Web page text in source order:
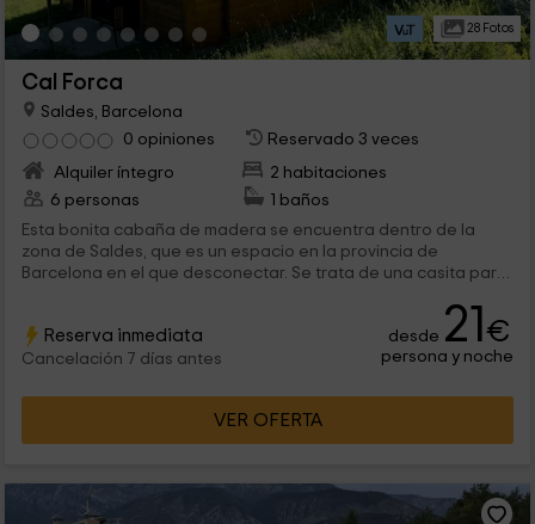
28 Fotos
Cal Forca
Saldes, Barcelona
0 opiniones
Reservado 3 veces
Alquiler íntegro
2 habitaciones
6 personas
1 baños
Esta bonita cabaña de madera se encuentra dentro de la
zona de Saldes, que es un espacio en la provincia de
Barcelona en el que desconectar. Se trata de una casita para
descubrir la tranquilidad en el interior y en las zonas exteriores
gracias a sus impresionantes vistas.
Reserva inmediata
Cancelación 7 días antes
desde 21€
persona y noche
VER OFERTA